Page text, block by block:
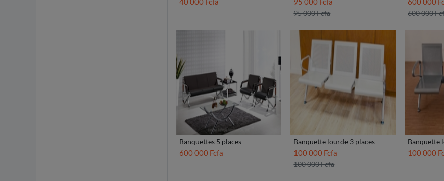
95 000 Fcfa 600 000
Banquettes 5 places
600 000 Fcfa
Banquette lourde 3 places
100 000 Fcfa
100 000 Fcfa
Banquette
100 000